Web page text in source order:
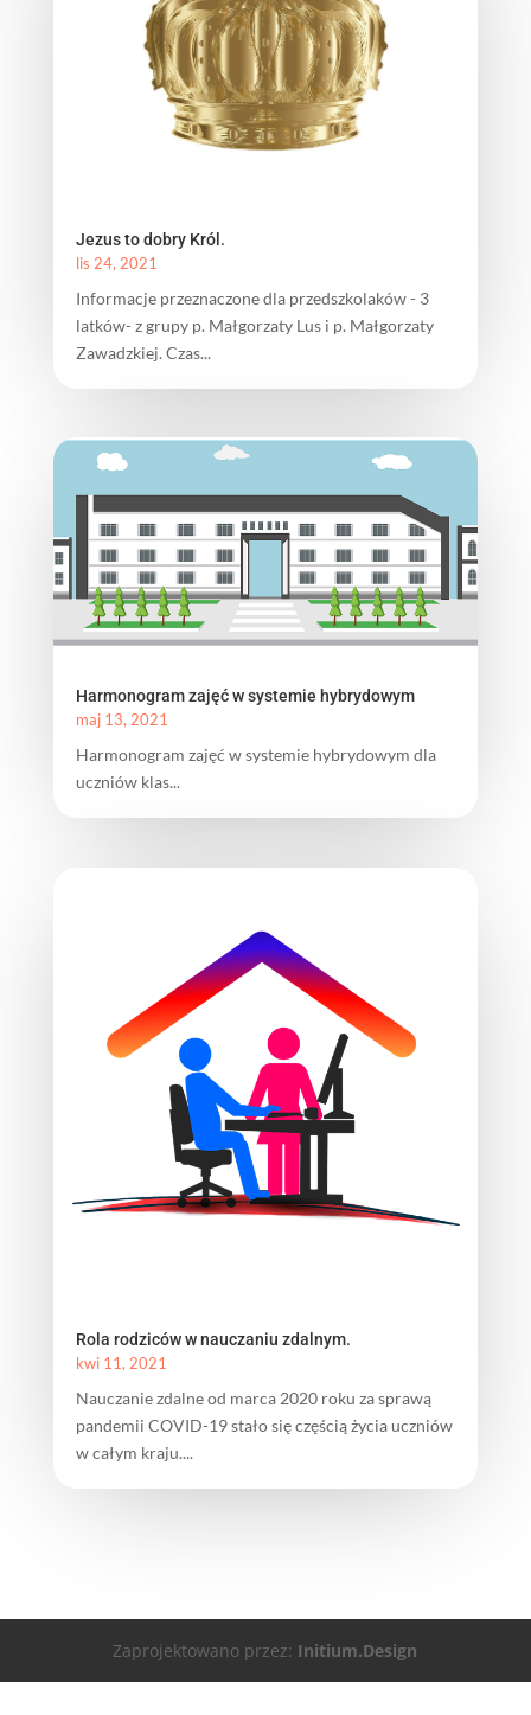
Jezus to dobry Król.
lis 24, 2021
Informacje przeznaczone dla przedszkolaków - 3
latków- z grupy p. Małgorzaty Lus i p. Małgorzaty
Zawadzkiej. Czas...
Harmonogram zajęć w systemie hybrydowym
maj 13, 2021
Harmonogram zajęć w systemie hybrydowym dla
uczniów klas...
Rola rodziców w nauczaniu zdalnym.
kwi 11, 2021
Nauczanie zdalne od marca 2020 roku za sprawą
pandemii COVID-19 stało się częścią życia uczniów
w całym kraju....
Zaprojektowano przez: Initium.Design